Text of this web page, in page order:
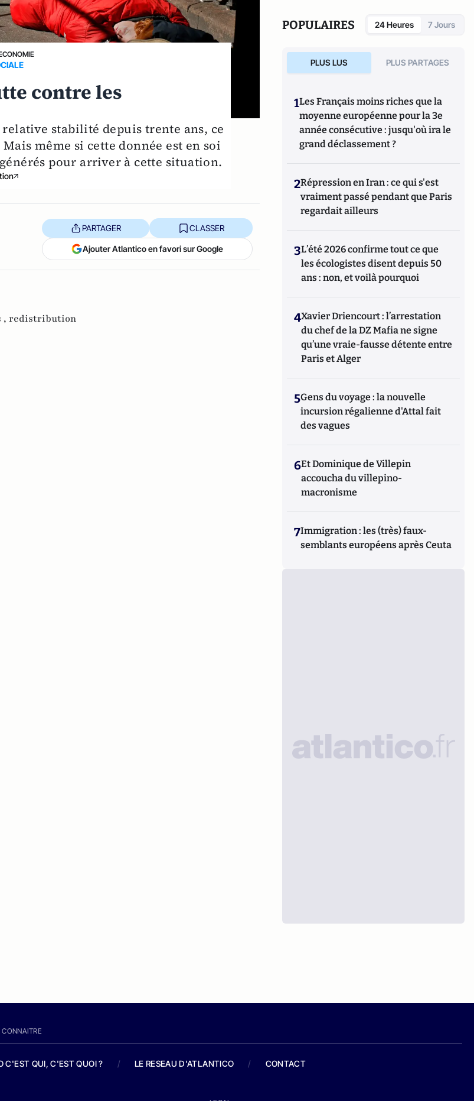
contre les
stabilité depuis trente ans, ce
même si cette donnée est en soi
pour arriver à cette situation.
PARTAGER CLASSER
Ajouter Atlantico en favori sur Google
, redistribution
POPULAIRES 24 Heures 7 Jours
PLUS LUS PLUS PARTAGES
1Les Français moins riches que la
moyenne européenne pour la 3e
année consécutive : jusqu'où ira le
grand déclassement ?
2Répression en Iran : ce qui s'est
vraiment passé pendant que Paris
regardait ailleurs
3L’été 2026 confirme tout ce que
les écologistes disent depuis 50
ans : non, et voilà pourquoi
4Xavier Driencourt : l’arrestation
du chef de la DZ Mafia ne signe
qu’une vraie-fausse détente entre
Paris et Alger
5Gens du voyage : la nouvelle
incursion régalienne d'Attal fait
des vagues
6Et Dominique de Villepin
accoucha du villepino-
macronisme
7Immigration : les (très) faux-
semblants européens après Ceuta
C'EST QUI, C'EST QUOI ? / LE RESEAU D'ATLANTICO / CONTACT